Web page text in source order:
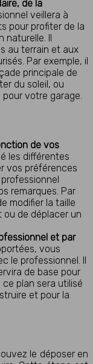
de la
veillera à
pour profiter de la
Il
au terrain et aux
Par exemple, il
principale de
du soleil, ou
votre garage.
de vos
les différentes
vos préférences
remarques. Par
modifier la taille
ou de déplacer un
et par
vous
le professionnel. Il
de base pour
plan sera utilisé
et pour la
le déposer en